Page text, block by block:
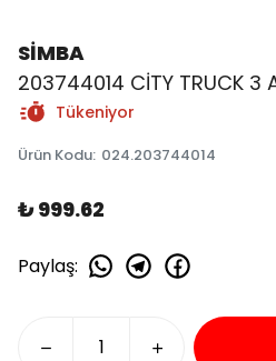
SİMBA
203744014 CİTY TRUCK 3
Tükeniyor
Ürün Kodu: 024.203744014
₺ 999.62
Paylaş: